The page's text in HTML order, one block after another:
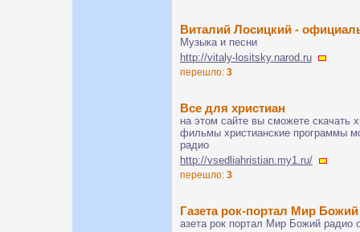
Виталий Лосицкий -
Музыка и песни
http://vitaly-lositsky.narod.ru
перешло: 3
Все для христиан
на этом сайте вы сможете скачать
фильмы христианские программы
радио
http://vsedliahristian.my1.ru/
перешло: 3
Газета рок-портал Мир
азета рок портал Мир Божий радио